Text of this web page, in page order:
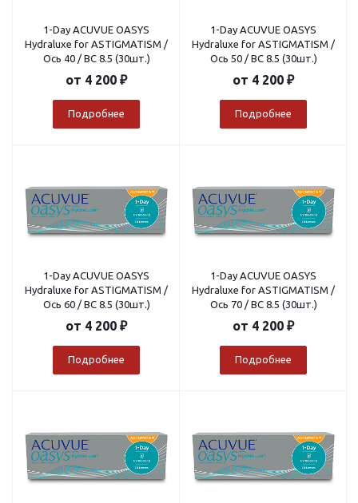
1-Day ACUVUE OASYS
Hydraluxe for ASTIGMATISM /
Ось 40 / BC 8.5 (30шт.)
от 4 200 ₽
Подробнее
1-Day ACUVUE OASYS
Hydraluxe for ASTIGMATISM /
Ось 50 / BC 8.5 (30шт.)
от 4 200 ₽
Подробнее
1-Day ACUVUE OASYS
Hydraluxe for ASTIGMATISM /
Ось 60 / BC 8.5 (30шт.)
от 4 200 ₽
Подробнее
1-Day ACUVUE OASYS
Hydraluxe for ASTIGMATISM /
Ось 70 / BC 8.5 (30шт.)
от 4 200 ₽
Подробнее